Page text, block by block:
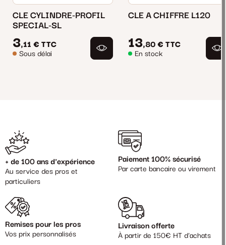
CLE CYLINDRE-PROFIL
SPECIAL-SL
3,11 € TTC
Sous délai
CLE A CHIFFRE L120
13,80 € TTC
En stock
+ de 100 ans d'expérience
Au service des pros et
particuliers
Paiement 100% sécurisé
Par carte bancaire ou virement
Remises pour les pros
Vos prix personnalisés
Livraison offerte
À partir de 150€ HT d'achats